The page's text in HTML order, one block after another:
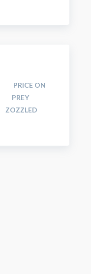
PRICE ON
PREY
ZOZZLED